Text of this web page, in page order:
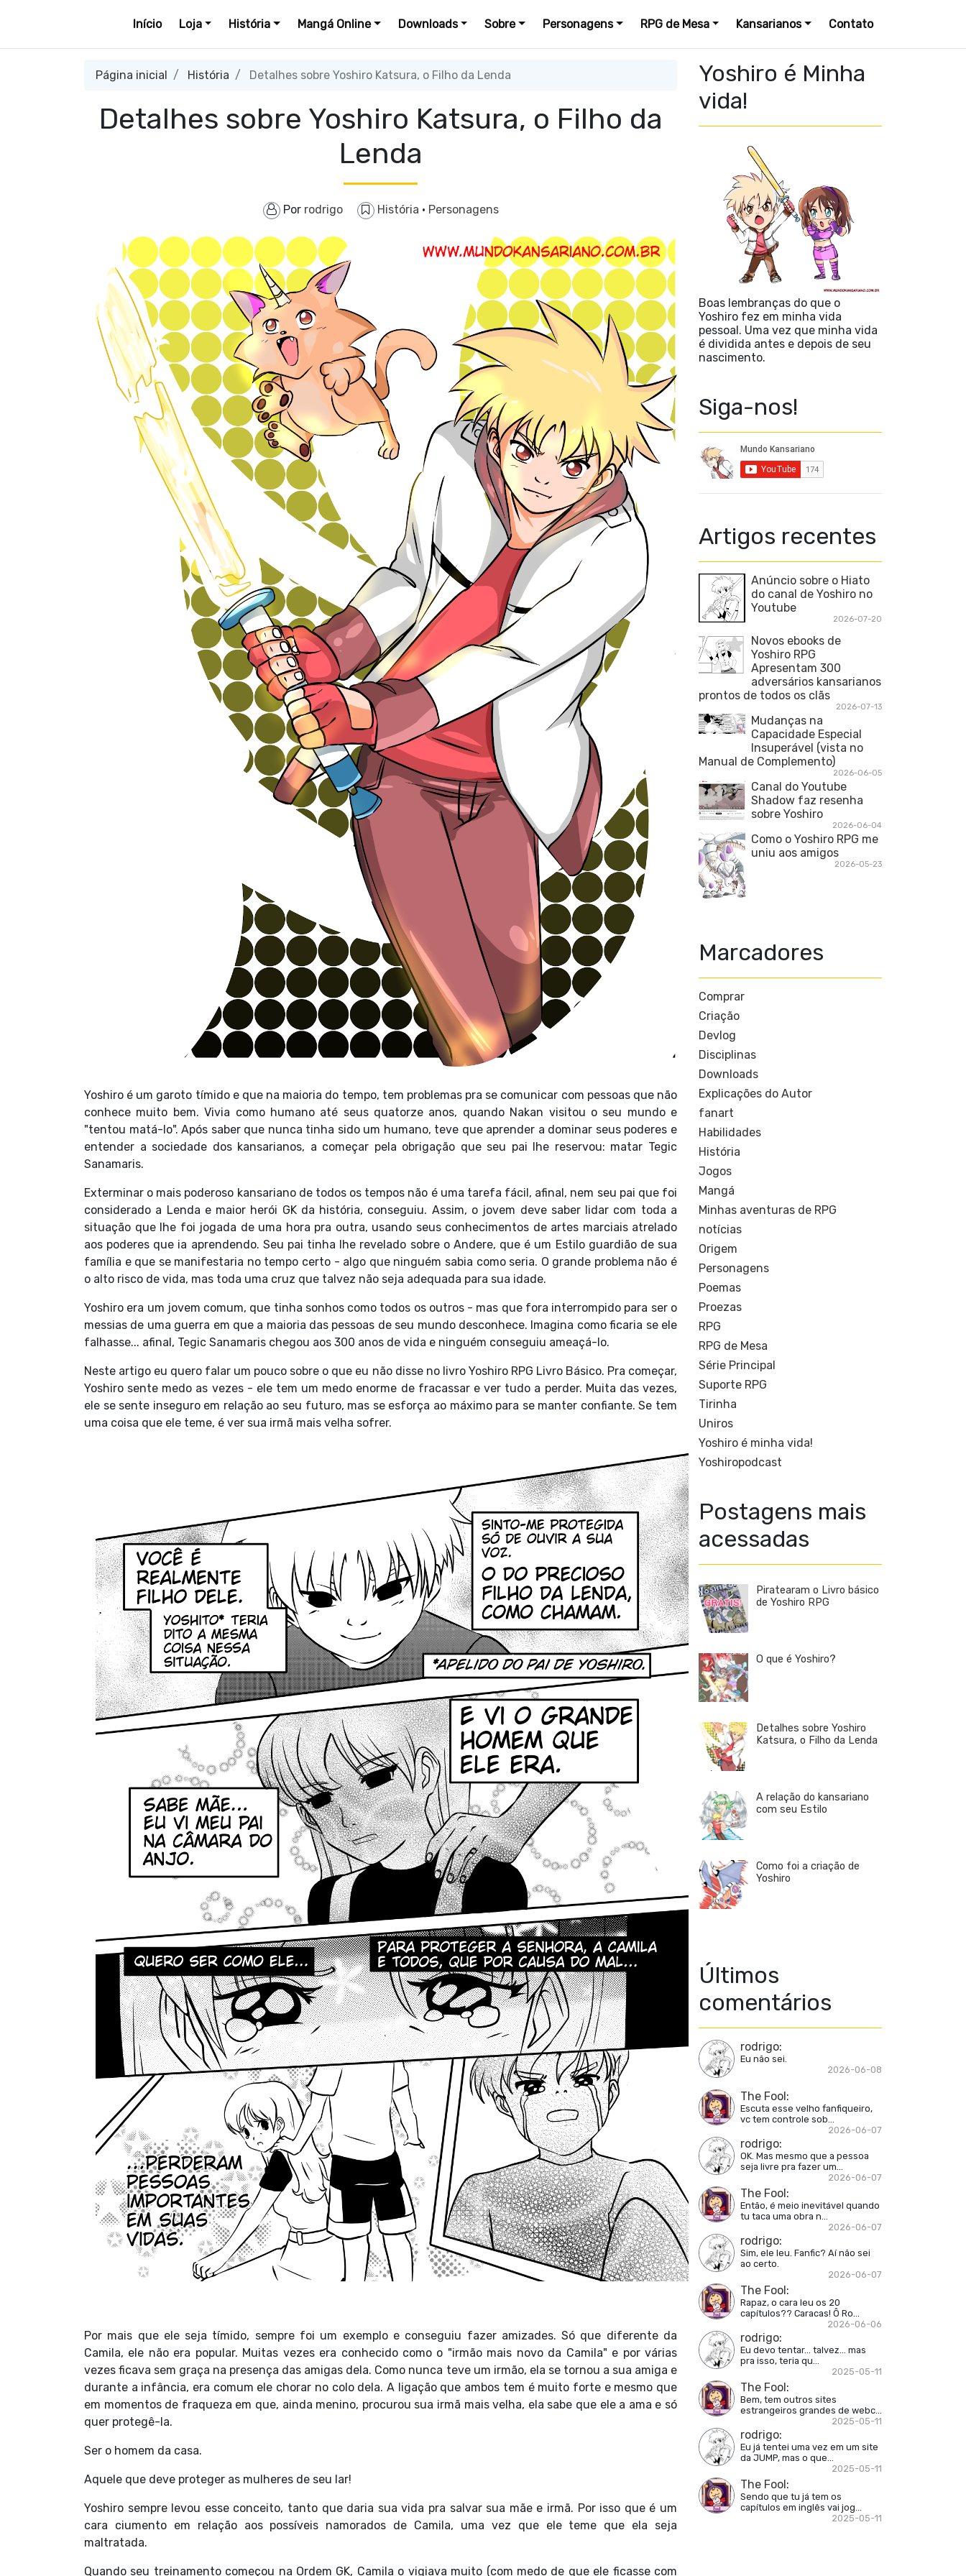
Início Loja História Mangá Online Downloads Sobre Personagens RPG de Mesa Kansarianos Contato
Página inicial História Detalhes sobre Yoshiro Katsura, o Filho da Lenda
Detalhes sobre Yoshiro Katsura, o Filho da
Lenda
Por rodrigo História · Personagens
Yoshiro é um garoto tímido e que na maioria do tempo, tem problemas pra se comunicar com pessoas que não
conhece muito bem. Vivia como humano até seus quatorze anos, quando Nakan visitou o seu mundo e
"tentou matá-lo". Após saber que nunca tinha sido um humano, teve que aprender a dominar seus poderes e
entender a sociedade dos kansarianos, a começar pela obrigação que seu pai lhe reservou: matar Tegic
Sanamaris.
Exterminar o mais poderoso kansariano de todos os tempos não é uma tarefa fácil, afinal, nem seu pai que foi
considerado a Lenda e maior herói GK da história, conseguiu. Assim, o jovem deve saber lidar com toda a
situação que lhe foi jogada de uma hora pra outra, usando seus conhecimentos de artes marciais atrelado
aos poderes que ia aprendendo. Seu pai tinha lhe revelado sobre o Andere, que é um Estilo guardião de sua
família e que se manifestaria no tempo certo - algo que ninguém sabia como seria. O grande problema não é
o alto risco de vida, mas toda uma cruz que talvez não seja adequada para sua idade.
Yoshiro era um jovem comum, que tinha sonhos como todos os outros - mas que fora interrompido para ser o
messias de uma guerra em que a maioria das pessoas de seu mundo desconhece. Imagina como ficaria se ele
falhasse... afinal, Tegic Sanamaris chegou aos 300 anos de vida e ninguém conseguiu ameaçá-lo.
Neste artigo eu quero falar um pouco sobre o que eu não disse no livro Yoshiro RPG Livro Básico. Pra começar,
Yoshiro sente medo as vezes - ele tem um medo enorme de fracassar e ver tudo a perder. Muita das vezes,
ele se sente inseguro em relação ao seu futuro, mas se esforça ao máximo para se manter confiante. Se tem
uma coisa que ele teme, é ver sua irmã mais velha sofrer.
Por mais que ele seja tímido, sempre foi um exemplo e conseguiu fazer amizades. Só que diferente da
Camila, ele não era popular. Muitas vezes era conhecido como o "irmão mais novo da Camila" e por várias
vezes ficava sem graça na presença das amigas dela. Como nunca teve um irmão, ela se tornou a sua amiga e
durante a infância, era comum ele chorar no colo dela. A ligação que ambos tem é muito forte e mesmo que
em momentos de fraqueza em que, ainda menino, procurou sua irmã mais velha, ela sabe que ele a ama e só
quer protegê-la.
Ser o homem da casa.
Aquele que deve proteger as mulheres de seu lar!
Yoshiro sempre levou esse conceito, tanto que daria sua vida pra salvar sua mãe e irmã. Por isso que é um
cara ciumento em relação aos possíveis namorados de Camila, uma vez que ele teme que ela seja
maltratada.
Quando seu treinamento começou na Ordem GK, Camila o vigiava muito (com medo de que ele ficasse com
Yoshiro é Minha
vida!
Boas lembranças do que o
Yoshiro fez em minha vida
pessoal. Uma vez que minha vida
é dividida antes e depois de seu
nascimento.
Siga-nos!
Artigos recentes
Anúncio sobre o Hiato
do canal de Yoshiro no
Youtube
2026-07-20
Novos ebooks de
Yoshiro RPG
Apresentam 300
adversários kansarianos
prontos de todos os clãs
2026-07-13
Mudanças na
Capacidade Especial
Insuperável (vista no
Manual de Complemento)
2026-06-05
Canal do Youtube
Shadow faz resenha
sobre Yoshiro
2026-06-04
Como o Yoshiro RPG me
uniu aos amigos
2026-05-23
Marcadores
Comprar
Criação
Devlog
Disciplinas
Downloads
Explicações do Autor
fanart
Habilidades
História
Jogos
Mangá
Minhas aventuras de RPG
notícias
Origem
Personagens
Poemas
Proezas
RPG
RPG de Mesa
Série Principal
Suporte RPG
Tirinha
Uniros
Yoshiro é minha vida!
Yoshiropodcast
Postagens mais
acessadas
Piratearam o Livro básico
de Yoshiro RPG
O que é Yoshiro?
Detalhes sobre Yoshiro
Katsura, o Filho da Lenda
A relação do kansariano
com seu Estilo
Como foi a criação de
Yoshiro
Últimos
comentários
rodrigo:
Eu não sei.
2026-06-08
The Fool:
Escuta esse velho fanfiqueiro,
vc tem controle sob...
2026-06-07
rodrigo:
OK. Mas mesmo que a pessoa
seja livre pra fazer um...
2026-06-07
The Fool:
Então, é meio inevitável quando
tu taca uma obra n...
2026-06-07
rodrigo:
Sim, ele leu. Fanfic? Aí não sei
ao certo.
2026-06-07
The Fool:
Rapaz, o cara leu os 20
capítulos?? Caracas! Ô Ro...
2026-06-06
rodrigo:
Eu devo tentar... talvez... mas
pra isso, teria qu...
2025-05-11
The Fool:
Bem, tem outros sites
estrangeiros grandes de webc...
2025-05-11
rodrigo:
Eu já tentei uma vez em um site
da JUMP, mas o que...
2025-05-11
The Fool:
Sendo que tu já tem os
capítulos em inglês vai jog...
2025-05-11